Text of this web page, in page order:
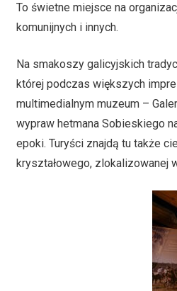
To świetne miejsce na
komunijnych i innych.
Na smakoszy galicyjskich
której podczas większych
multimedialnym muzeum –
wypraw hetmana Sobieskiego
epoki. Turyści znajdą tu także
kryształowego, zlokalizowanej